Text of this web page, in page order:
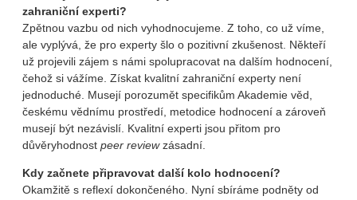
zahraniční experti?
Zpětnou vazbu od nich vyhodnocujeme. Z toho, co už víme,
ale vyplývá, že pro experty šlo o pozitivní zkušenost. Někteří
už projevili zájem s námi spolupracovat na dalším hodnocení,
čehož si vážíme. Získat kvalitní zahraniční experty není
jednoduché. Musejí porozumět specifikům Akademie věd,
českému vědnímu prostředí, metodice hodnocení a zároveň
musejí být nezávislí. Kvalitní experti jsou přitom pro
důvěryhodnost peer reviewzásadní.
Kdy začnete připravovat další kolo hodnocení?
Okamžitě s reflexí dokončeného. Nyní sbíráme podněty od